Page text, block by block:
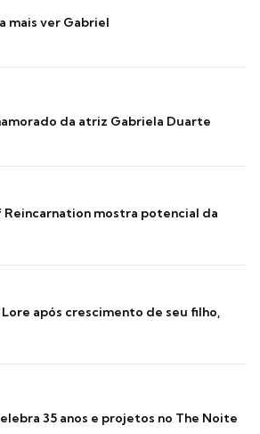
mais ver Gabriel
da atriz Gabriela Duarte
Reincarnation mostra potencial da
após crescimento de seu filho,
35 anos e projetos no The Noite